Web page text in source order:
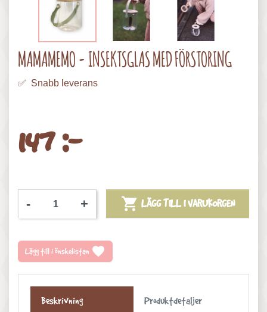
MAMAMEMO - INSEKTSGLAS MED FÖRSTORING
✅ Snabb leverans
147 :-
- +  LÄGG TILL I VARUKORGEN
Lägg till i önskelistan favorite
Beskrivning Produktdetaljer